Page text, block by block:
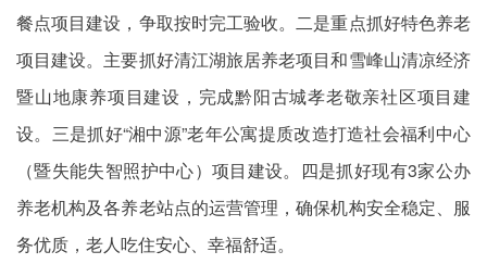
餐点项目建设，争取按时完工验收。二是重点抓好特色养老
项目建设。主要抓好清江湖旅居养老项目和雪峰山清凉经济
暨山地康养项目建设，完成黔阳古城孝老敬亲社区项目建
设。三是抓好“湘中源”老年公寓提质改造打造社会福利中心
（暨失能失智照护中心）项目建设。四是抓好现有3家公办
养老机构及各养老站点的运营管理，确保机构安全稳定、服
务优质，老人吃住安心、幸福舒适。